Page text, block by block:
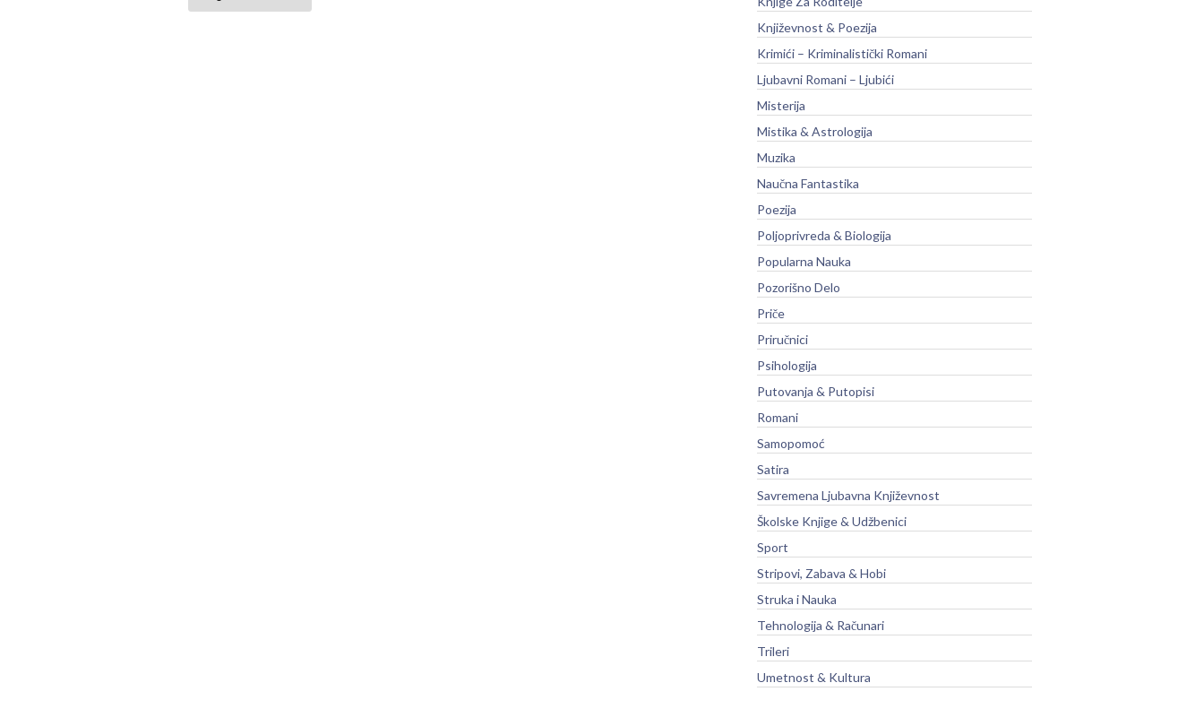
Književnost & Poezija
Krimići – Kriminalistički Romani
Ljubavni Romani – Ljubići
Misterija
Mistika & Astrologija
Muzika
Naučna Fantastika
Poezija
Poljoprivreda & Biologija
Popularna Nauka
Pozorišno Delo
Priče
Priručnici
Psihologija
Putovanja & Putopisi
Romani
Samopomoć
Satira
Savremena Ljubavna Književnost
Školske Knjige & Udžbenici
Sport
Stripovi, Zabava & Hobi
Struka i Nauka
Tehnologija & Računari
Trileri
Umetnost & Kultura